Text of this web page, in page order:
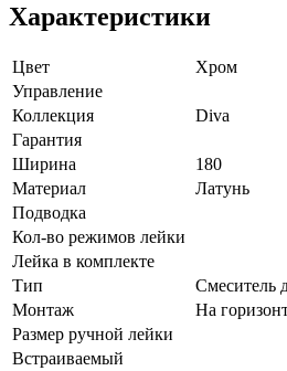
Характеристики
Цвет
Хром
Управление
Коллекция
Diva
Гарантия
Ширина
180
Материал
Латунь
Подводка
Кол-во режимов лейки
Лейка в комплекте
Тип
Смеситель
Монтаж
На
Размер ручной лейки
Встраиваемый